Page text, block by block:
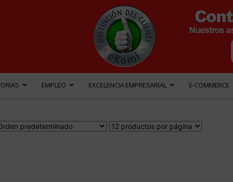
EMPLEO EXCELENCIA EMPRESARIAL E-COMMERCE